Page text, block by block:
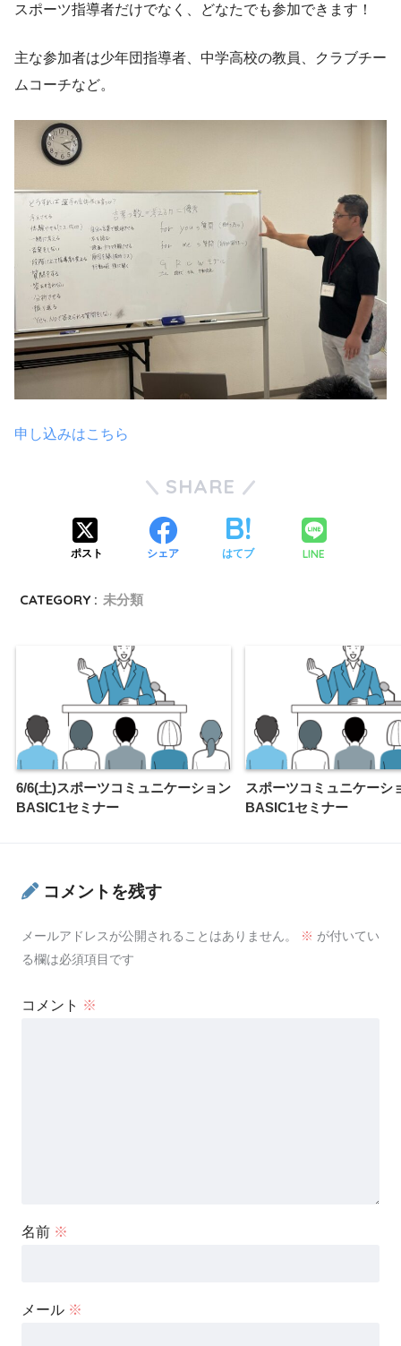
スポーツ指導者だけでなく、どなたでも参加できます！
主な参加者は少年団指導者、中学高校の教員、クラブチー
ムコーチなど。
申し込みはこちら
SHARE
ポスト シェア はてブ LINE
CATEGORY : 未分類
6/6(土)スポーツコミュニケーション
BASIC1セミナー
スポーツコミュニケーシ
BASIC1セミナー
コメントを残す
メールアドレスが公開されることはありません。 ※ が付いてい
る欄は必須項目です
コメント ※
名前 ※
メール ※